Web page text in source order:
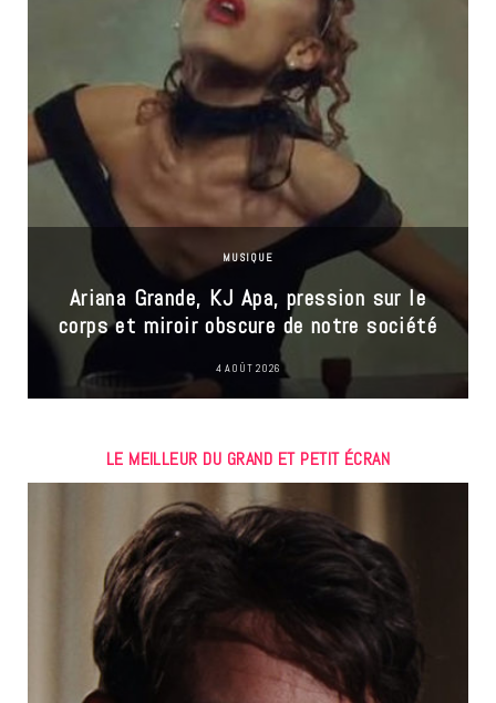
MUSIQUE
Ariana Grande, KJ Apa, pression sur le
corps et miroir obscure de notre société
4 AOÛT 2026
LE MEILLEUR DU GRAND ET PETIT ÉCRAN